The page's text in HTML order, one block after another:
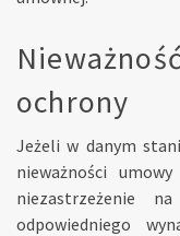
ochrony
Jeżeli w danym
nieważności
niezastrzeżenie
odpowiedniego